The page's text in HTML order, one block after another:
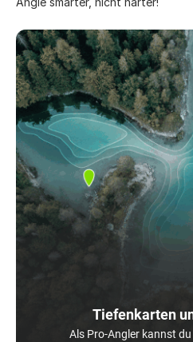
Tiefenkarten
Als Pro-Angler kannst